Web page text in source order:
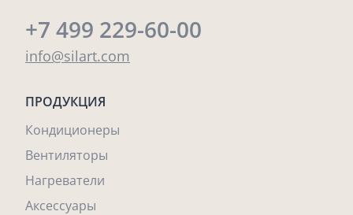
+7 499 229-60-00
info@silart.com
ПРОДУКЦИЯ
Кондиционеры
Вентиляторы
Нагреватели
Аксессуары